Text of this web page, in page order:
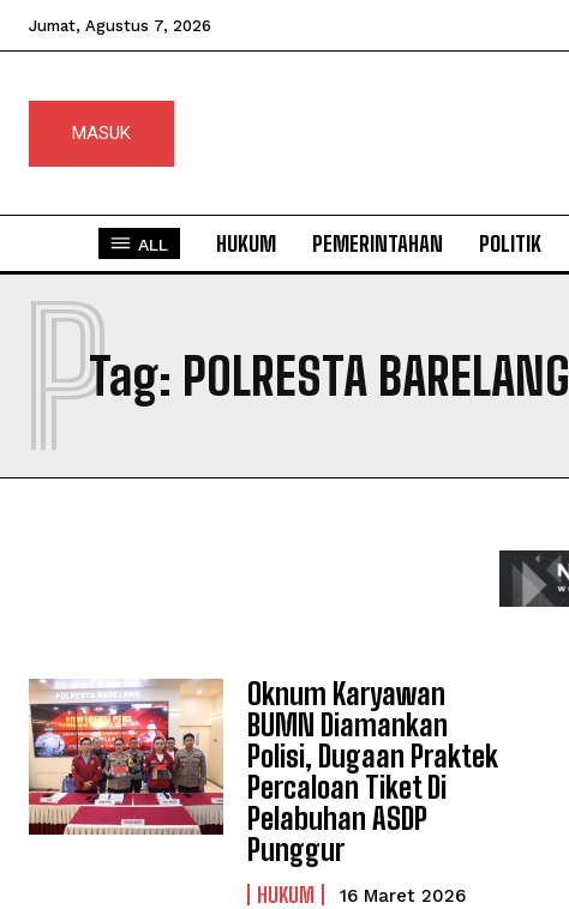
Jumat, Agustus 7, 2026
MASUK
ALL HUKUM PEMERINTAHAN POLITIK
Tag: POLRESTA BARELANG
P
Oknum Karyawan
BUMN Diamankan
Polisi, Dugaan Praktek
Percaloan Tiket Di
Pelabuhan ASDP
Punggur
HUKUM 16 Maret 2026